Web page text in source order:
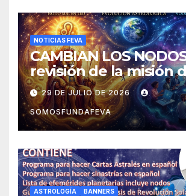
NOTICIAS FEVA
CAMBIAN LOS
revisión de la misión
experiencias
29 DE JULIO DE 2026
SOMOSFUNDAFEVA
ASTROLOGÍA BANNERS